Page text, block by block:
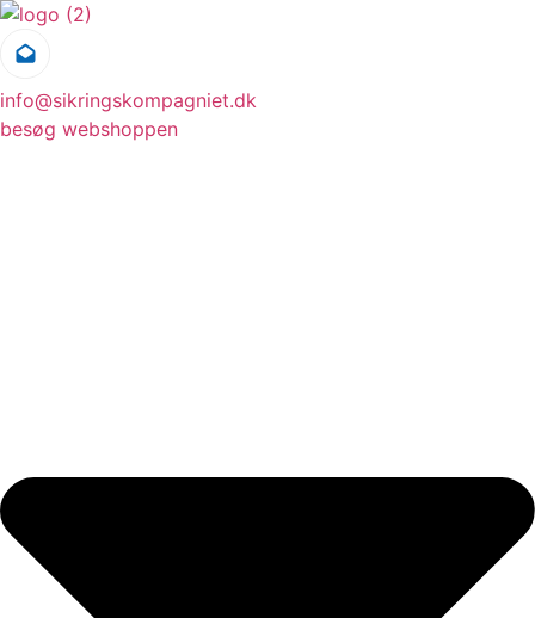
Videre
info@sikringskompagniet.dk
besøg webshoppen